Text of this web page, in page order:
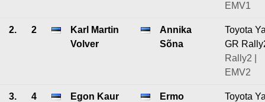
EMV1
2. 2
Karl Martin
Volver
Annika
Sõna
Toyota
GR
Rally2 |
EMV2
3. 4 Egon Kaur
Ermo
Toyota